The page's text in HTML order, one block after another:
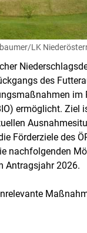
LK
des
im
ermöglicht. Ziel
Förderziele des
nachfolgenden
Antragsjahr 2026.